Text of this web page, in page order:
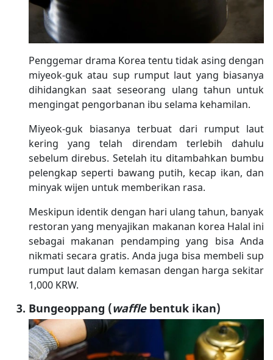
Penggemar drama Korea tentu tidak asing dengan
miyeok-guk atau sup rumput laut yang biasanya
dihidangkan saat seseorang ulang tahun untuk
mengingat pengorbanan ibu selama kehamilan.
Miyeok-guk biasanya terbuat dari rumput laut
kering yang telah direndam terlebih dahulu
sebelum direbus. Setelah itu ditambahkan bumbu
pelengkap seperti bawang putih, kecap ikan, dan
minyak wijen untuk memberikan rasa.
Meskipun identik dengan hari ulang tahun, banyak
restoran yang menyajikan makanan korea Halal ini
sebagai makanan pendamping yang bisa Anda
nikmati secara gratis. Anda juga bisa membeli sup
rumput laut dalam kemasan dengan harga sekitar
1,000 KRW.
Bungeoppang (wafflebentuk ikan)